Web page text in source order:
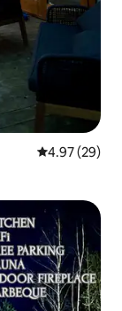
平均评分
4.97 (29)